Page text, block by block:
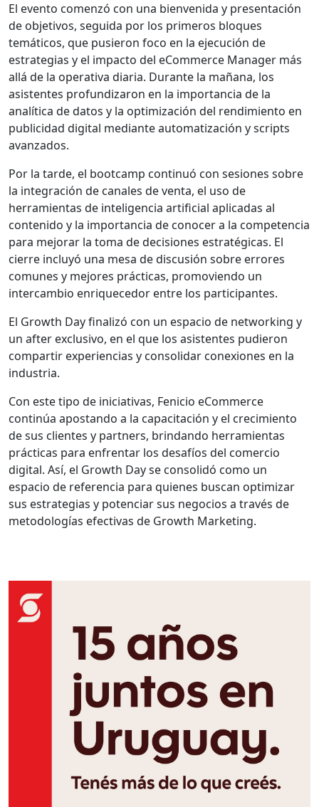
El evento comenzó con una bienvenida y presentación
de objetivos, seguida por los primeros bloques
temáticos, que pusieron foco en la ejecución de
estrategias y el impacto del eCommerce Manager más
allá de la operativa diaria. Durante la mañana, los
asistentes profundizaron en la importancia de la
analítica de datos y la optimización del rendimiento en
publicidad digital mediante automatización y scripts
avanzados.
Por la tarde, el bootcamp continuó con sesiones sobre
la integración de canales de venta, el uso de
herramientas de inteligencia artificial aplicadas al
contenido y la importancia de conocer a la competencia
para mejorar la toma de decisiones estratégicas. El
cierre incluyó una mesa de discusión sobre errores
comunes y mejores prácticas, promoviendo un
intercambio enriquecedor entre los participantes.
El Growth Day finalizó con un espacio de networking y
un after exclusivo, en el que los asistentes pudieron
compartir experiencias y consolidar conexiones en la
industria.
Con este tipo de iniciativas, Fenicio eCommerce
continúa apostando a la capacitación y el crecimiento
de sus clientes y partners, brindando herramientas
prácticas para enfrentar los desafíos del comercio
digital. Así, el Growth Day se consolidó como un
espacio de referencia para quienes buscan optimizar
sus estrategias y potenciar sus negocios a través de
metodologías efectivas de Growth Marketing.